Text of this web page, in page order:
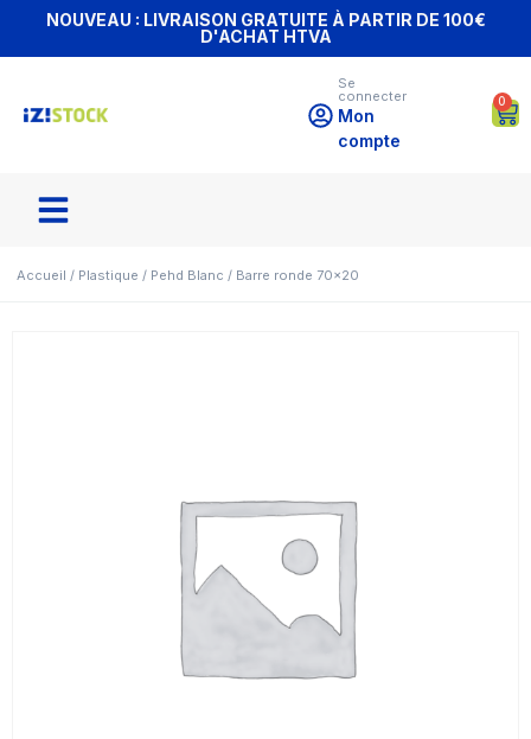
NOUVEAU : LIVRAISON GRATUITE À PARTIR DE 100€
D'ACHAT HTVA
Se
connecter
Mon
compte
0
Accueil / Plastique / Pehd Blanc / Barre ronde 70×20